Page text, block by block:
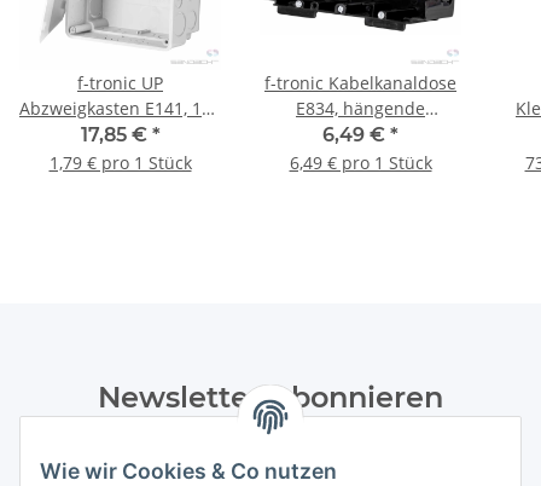
Wie wir Cookies & Co nutzen
f-tronic UP
Abzweigkasten E141, 100
x 100 x 50mm, grau, 10
Stück
17,85 € *
1,79 € pro 1 Stück
f-tronic Kabelkanaldose
E834, hängende
Befestigung, 1 Stück
6,49 € *
6,49 € pro 1 Stück
Newsletter Abonnieren
Datenschutzerklärungregelmäßig und jederzeit widerruflich